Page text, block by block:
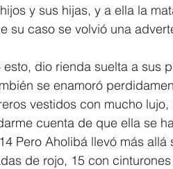
y sus hijas, y a ella la
su caso se volvió una
dio rienda suelta a sus
se enamoró
vestidos con mucho
cuenta de que ella se
Pero Aholibá llevó más allá
de rojo, 15 con